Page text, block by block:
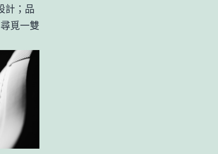
計；品
覓一雙